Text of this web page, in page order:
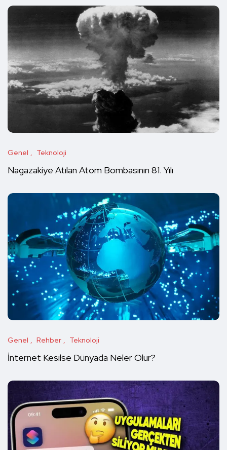
Genel Teknoloji
Nagazakiye Atılan Atom Bombasının 81. Yılı
Genel Rehber Teknoloji
İnternet Kesilse Dünyada Neler Olur?